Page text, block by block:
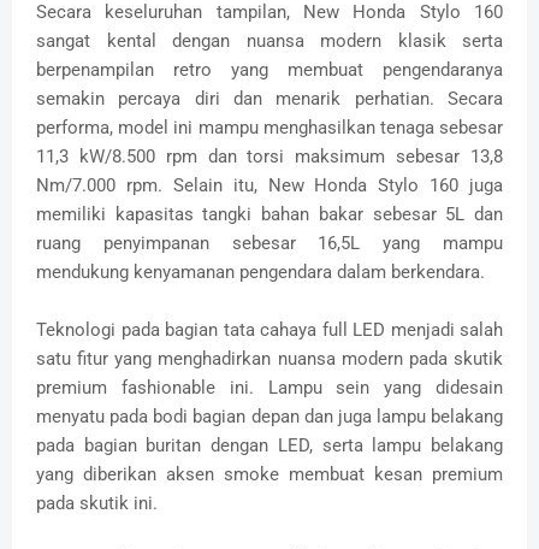
Secara keseluruhan tampilan, New Honda Stylo 160
sangat kental dengan nuansa modern klasik serta
berpenampilan retro yang membuat pengendaranya
semakin percaya diri dan menarik perhatian. Secara
performa, model ini mampu menghasilkan tenaga sebesar
11,3 kW/8.500 rpm dan torsi maksimum sebesar 13,8
Nm/7.000 rpm. Selain itu, New Honda Stylo 160 juga
memiliki kapasitas tangki bahan bakar sebesar 5L dan
ruang penyimpanan sebesar 16,5L yang mampu
mendukung kenyamanan pengendara dalam berkendara.
Teknologi pada bagian tata cahaya full LED menjadi salah
satu fitur yang menghadirkan nuansa modern pada skutik
premium fashionable ini. Lampu sein yang didesain
menyatu pada bodi bagian depan dan juga lampu belakang
pada bagian buritan dengan LED, serta lampu belakang
yang diberikan aksen smoke membuat kesan premium
pada skutik ini.